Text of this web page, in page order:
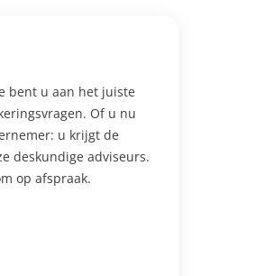
bent u aan het juiste
Of u nu
u krijgt de
deskundige adviseurs.
op afspraak.​